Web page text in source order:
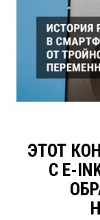
ЭТОТ
С E-